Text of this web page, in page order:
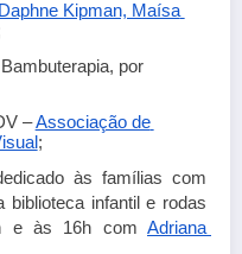
Daphne Kipman, Maísa
por
– Associação de
;
às famílias com
biblioteca infantil e rodas
e às 16h com Adriana